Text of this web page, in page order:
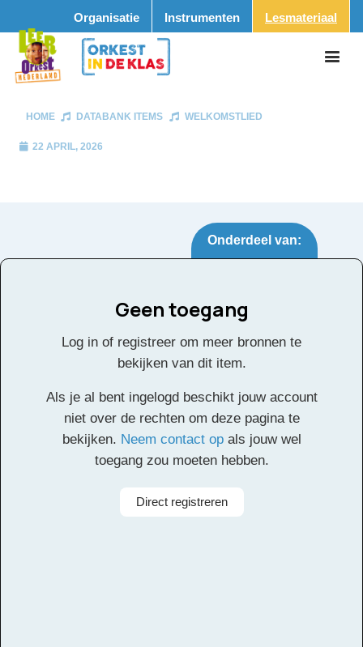
Organisatie Instrumenten Lesmateriaal
HOME DATABANK ITEMS WELKOMSTLIED
22 APRIL, 2026
Onderdeel van:
Welkomstlied
Facebook
TwitterEmailPinterestLinkedIn
Delen
Geen toegang
Log in of registreer om meer bronnen te
bekijken van dit item.
Als je al bent ingelogd beschikt jouw account
niet over de rechten om deze pagina te
bekijken. Neem contact opals jouw wel
toegang zou moeten hebben.
Direct registreren
Alle rechten voorbehouden
Otto de Jong